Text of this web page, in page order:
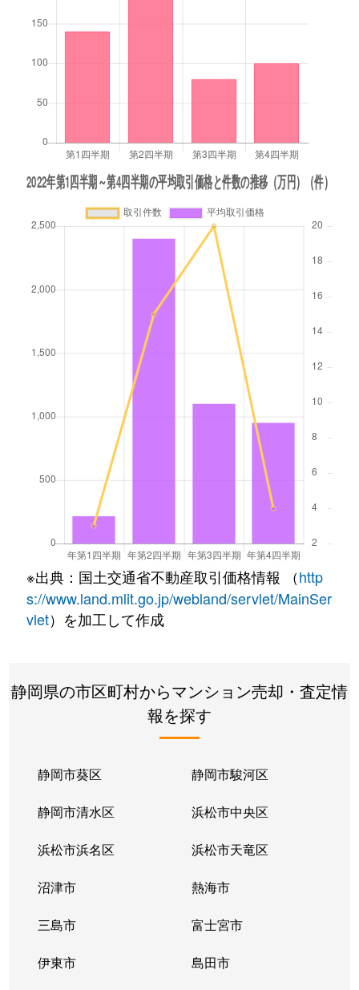
※出典：国土交通省不動産取引価格情報 （http
s://www.land.mlit.go.jp/webland/servlet/MainSer
vlet）を加工して作成
静岡県の市区町村からマンション売却・査定情
報を探す
静岡市葵区 静岡市駿河区
静岡市清水区 浜松市中央区
浜松市浜名区 浜松市天竜区
沼津市 熱海市
三島市 富士宮市
伊東市 島田市